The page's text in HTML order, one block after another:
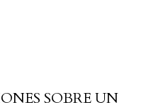
SOBRE UN